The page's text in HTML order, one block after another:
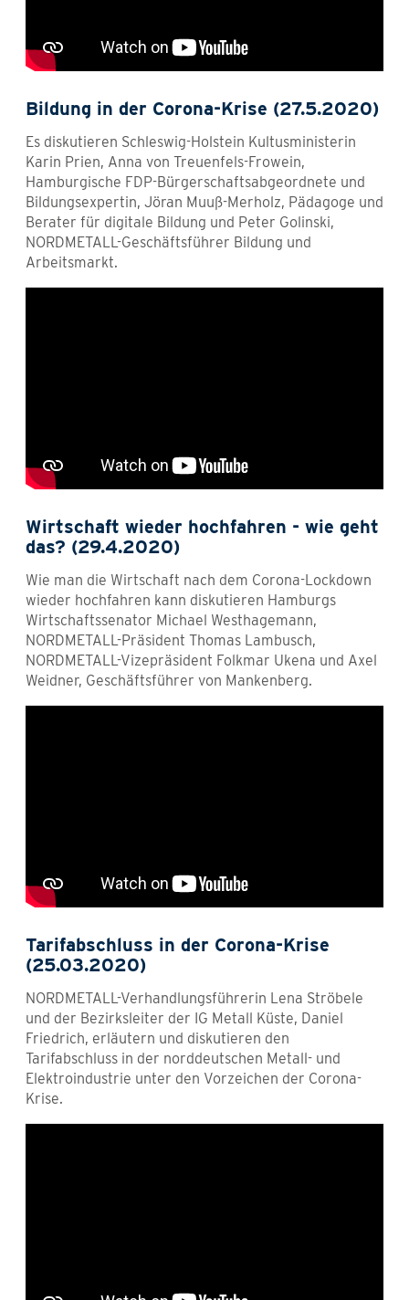
Bildung in der Corona-Krise (27.5.2020)
Es diskutieren Schleswig-Holstein Kultusministerin
Karin Prien, Anna von Treuenfels-Frowein,
Hamburgische FDP-Bürgerschaftsabgeordnete und
Bildungsexpertin, Jöran Muuß-Merholz, Pädagoge und
Berater für digitale Bildung und Peter Golinski,
NORDMETALL-Geschäftsführer Bildung und
Arbeitsmarkt.
Wirtschaft wieder hochfahren - wie geht
das? (29.4.2020)
Wie man die Wirtschaft nach dem Corona-Lockdown
wieder hochfahren kann diskutieren Hamburgs
Wirtschaftssenator Michael Westhagemann,
NORDMETALL-Präsident Thomas Lambusch,
NORDMETALL-Vizepräsident Folkmar Ukena und Axel
Weidner, Geschäftsführer von Mankenberg.
Tarifabschluss in der Corona-Krise
(25.03.2020)
NORDMETALL-Verhandlungsführerin Lena Ströbele
und der Bezirksleiter der IG Metall Küste, Daniel
Friedrich, erläutern und diskutieren den
Tarifabschluss in der norddeutschen Metall- und
Elektroindustrie unter den Vorzeichen der Corona-
Krise.